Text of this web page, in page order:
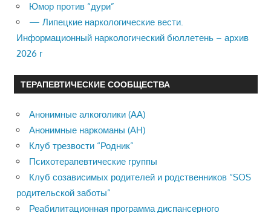
Юмор против “дури”
— Липецкие наркологические вести.
Информационный наркологический бюллетень – архив
2026 г
ТЕРАПЕВТИЧЕСКИЕ СООБЩЕСТВА
Анонимные алкоголики (АА)
Анонимные наркоманы (АН)
Клуб трезвости “Родник”
Психотерапевтические группы
Клуб созависимых родителей и родственников “SOS
родительской заботы”
Реабилитационная программа диспансерного